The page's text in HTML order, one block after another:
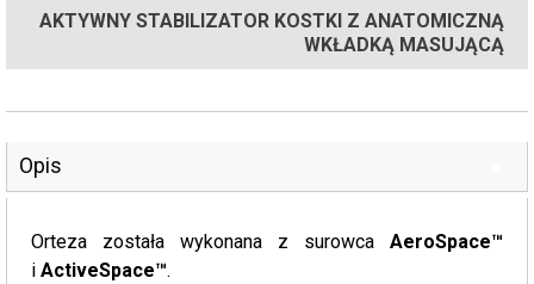
AKTYWNY STABILIZATOR KOSTKI Z ANATOMICZNĄ
WKŁADKĄ MASUJĄCĄ
Opis
Orteza została wykonana z surowca AeroSpace™
i ActiveSpace™.